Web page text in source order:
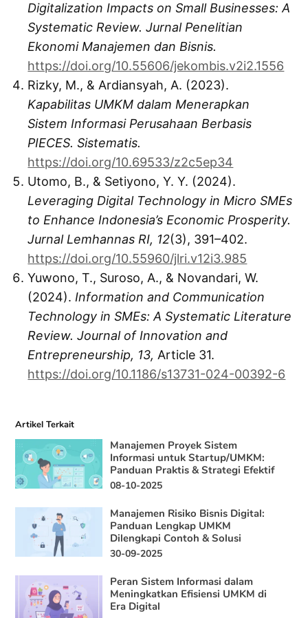
Digitalization Impacts on Small Businesses: A
Systematic Review. Jurnal Penelitian
Ekonomi Manajemen dan Bisnis.
https://doi.org/10.55606/jekombis.v2i2.1556
Rizky, M., & Ardiansyah, A. (2023).
Kapabilitas UMKM dalam Menerapkan
Sistem Informasi Perusahaan Berbasis
PIECES. Sistematis.
https://doi.org/10.69533/z2c5ep34
Utomo, B., & Setiyono, Y. Y. (2024).
Leveraging Digital Technology in Micro SMEs
to Enhance Indonesia’s Economic Prosperity.
Jurnal Lemhannas RI, 12(3), 391–402.
https://doi.org/10.55960/jlri.v12i3.985
Yuwono, T., Suroso, A., & Novandari, W.
(2024). Information and Communication
Technology in SMEs: A Systematic Literature
Review. Journal of Innovation and
Entrepreneurship, 13, Article 31.
https://doi.org/10.1186/s13731-024-00392-6
Artikel Terkait
Manajemen Proyek Sistem
Informasi untuk Startup/UMKM:
Panduan Praktis & Strategi Efektif
08-10-2025
Manajemen Risiko Bisnis Digital:
Panduan Lengkap UMKM
Dilengkapi Contoh & Solusi
30-09-2025
Peran Sistem Informasi dalam
Meningkatkan Efisiensi UMKM di
Era Digital